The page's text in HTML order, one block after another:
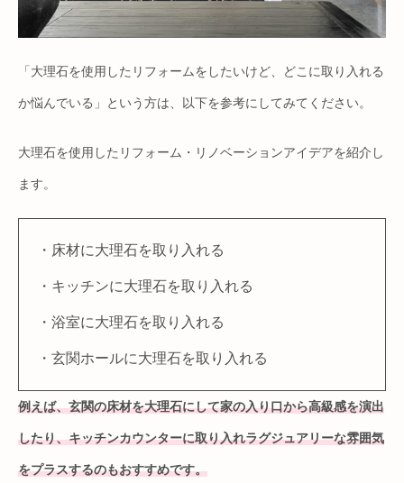
「大理石を使用したリフォームをしたいけど、どこに取り入れる
か悩んでいる」という方は、以下を参考にしてみてください。
大理石を使用したリフォーム・リノベーションアイデアを紹介し
ます。
・床材に大理石を取り入れる
・キッチンに大理石を取り入れる
・浴室に大理石を取り入れる
・玄関ホールに大理石を取り入れる
例えば、玄関の床材を大理石にして家の入り口から高級感を演出
したり、キッチンカウンターに取り入れラグジュアリーな雰囲気
をプラスするのもおすすめです。